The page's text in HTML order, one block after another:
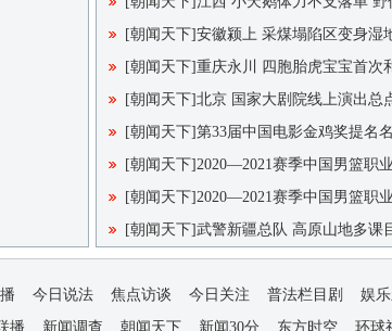
[朝闻天下]安徽颍上 采煤塌陷区变身湿
[朝闻天下]重庆永川 四胞胎虎宝宝首次
[朝闻天下]北京 国家大剧院线上演出总
[朝闻天下]第33届中国电影金鸡奖提名
[朝闻天下]2020—2021赛季中国男篮职
[朝闻天下]2020—2021赛季中国男篮职
[朝闻天下]武警新疆总队 高原山地多课
今日说法 焦点访谈 今日关注 普法栏目剧 娱
播 新闻调查 朝闻天下 新闻30分 东方时空 环球